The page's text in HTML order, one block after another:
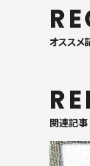
オススメ
関連記事